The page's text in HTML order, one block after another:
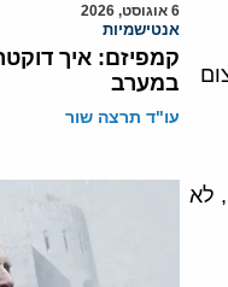
, לא
6 אוגוסט, 2026
אנטישמיות
קמפיזם: איך
במערב
עו"ד תרצה שור